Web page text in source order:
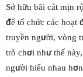
Sở hữu bãi cát mịn
để tổ chức các hoạt
truyền người, vòng
trò chơi như thế
người hiểu nhau